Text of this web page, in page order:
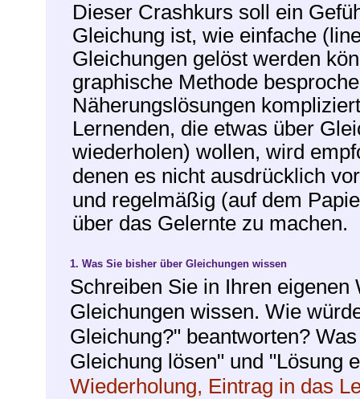
Dieser Crashkurs soll ein
Gleichung ist, wie einfache
Gleichungen gelöst werden
graphische Methode
Näherungslösungen
Lernenden, die etwas über
wiederholen) wollen, wird
denen es nicht ausdrücklich
und regelmäßig (auf dem
über das Gelernte zu machen.
1. Was Sie bisher über Gleichungen wissen
Schreiben Sie in Ihren
Gleichungen wissen. Wie
Gleichung?" beantworten?
Gleichung lösen" und "Lösung
Wiederholung, Eintrag in das